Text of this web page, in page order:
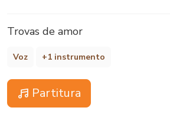
Trovas de amor
Voz +1 instrumento
Partitura